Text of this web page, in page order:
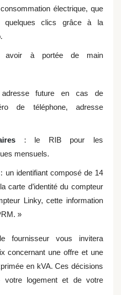
électrique, que
quelques clics grâce à la
avoir à portée de main
future en cas de
de téléphone, adresse
: le RIB pour les
mensuels.
: un identifiant composé de 14
carte d’identité du compteur
Linky, cette information
»
fournisseur vous invitera
concernant une offre et une
en kVA. Ces décisions
votre logement et de votre